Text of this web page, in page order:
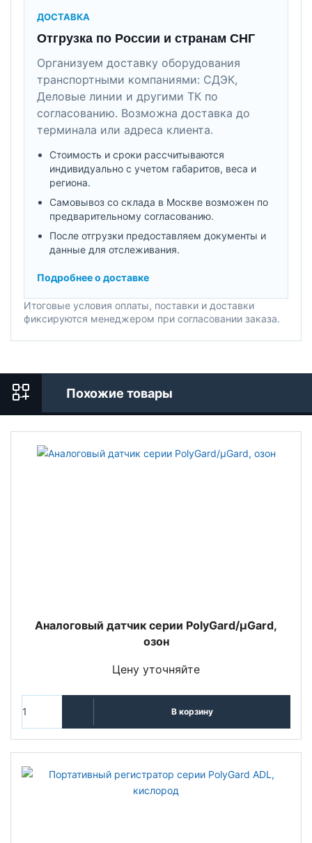
ДОСТАВКА
Отгрузка по России и странам СНГ
Организуем доставку оборудования
транспортными компаниями: СДЭК,
Деловые линии и другими ТК по
согласованию. Возможна доставка до
терминала или адреса клиента.
Стоимость и сроки рассчитываются
индивидуально с учетом габаритов, веса и
региона.
Самовывоз со склада в Москве возможен по
предварительному согласованию.
После отгрузки предоставляем документы и
данные для отслеживания.
Подробнее о доставке
Итоговые условия оплаты, поставки и доставки
фиксируются менеджером при согласовании заказа.
Похожие товары
Аналоговый датчик серии PolyGard/µGard,
озон
Цену уточняйте
В корзину